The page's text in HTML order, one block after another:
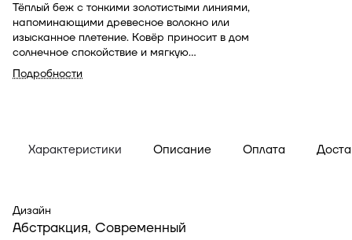
Тёплый беж с тонкими золотистыми линиями,
напоминающими древесное волокно или
изысканное плетение. Ковёр приносит в дом
солнечное спокойствие и мягкую
элегантность. Уместен в классике и
современном минимализме, поддерживает
Подробности
Характеристики Описание Оплата
Дизайн
Абстракция, Современный